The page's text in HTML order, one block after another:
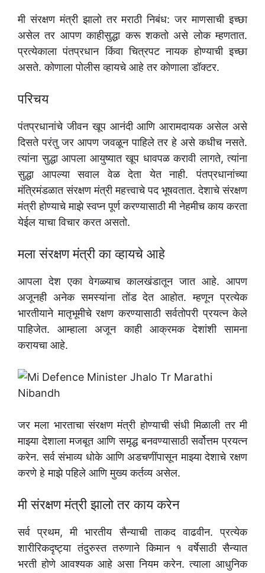
मी संरक्षण मंत्री झालो तर मराठी निबंध: जर माणसाची इच्छा
असेल तर आपण काहीसुद्धा करू शकतो असे लोक म्हणतात.
प्रत्येकाला पंतप्रधान किंवा चित्रपट नायक होण्याची इच्छा
असते. कोणाला पोलीस व्हायचे आहे तर कोणाला डॉक्टर.
परिचय
पंतप्रधानांचे जीवन खूप आनंदी आणि आरामदायक असेल असे
दिसते परंतु जर आपण जवळून पाहिले तर हे असे कधीच नसते.
त्यांना सुद्धा आपला आयुष्यात खूप धावपळ करावी लागते, त्यांना
सुद्धा आपल्या सवाल वेळ देता येत नाही. पंतप्रधानांच्या
मंत्रिमंडळात संरक्षण मंत्री महत्त्वाचे पद भूषवतात. देशाचे संरक्षण
मंत्री होण्याचे माझे स्वप्न पूर्ण करण्यासाठी मी नेहमीच काय करता
येईल याचा विचार करत असतो.
मला संरक्षण मंत्री का व्हायचे आहे
आपला देश एका वेगळ्याच कालखंडातून जात आहे. आपण
अजूनही अनेक समस्यांना तोंड देत आहोत. म्हणून प्रत्येक
भारतीयाने मातृभूमीचे रक्षण करण्यासाठी सर्वतोपरी प्रयत्न केले
पाहिजेत. आम्हाला अजून काही आक्रमक देशांशी सामना
करायचा आहे.
जर मला भारताचा संरक्षण मंत्री होण्याची संधी मिळाली तर मी
माझ्या देशाला मजबूत आणि समृद्ध बनवण्यासाठी सर्वोत्तम प्रयत्न
करेन. सर्व संभाव्य धोके आणि अडचणींपासून माझ्या देशाचे रक्षण
करणे हे माझे पहिले आणि मुख्य कर्तव्य असेल.
मी संरक्षण मंत्री झालो तर काय करेन
सर्व प्रथम, मी भारतीय सैन्याची ताकद वाढवीन. प्रत्येक
शारीरिकदृष्ट्या तंदुरुस्त तरुणाने किमान १ वर्षेसाठी सैन्यात
भरती होणे आवश्यक आहे असा नियम करेन. त्याला आधुनिक